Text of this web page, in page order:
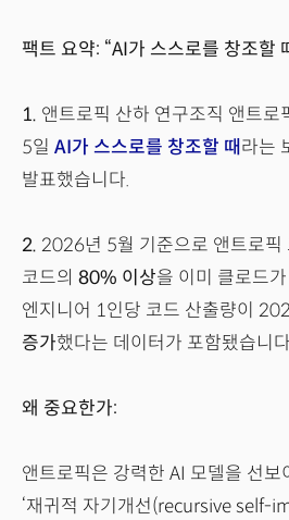
팩트 요약: “AI가 스스로를 창조할
1. 앤트로픽 산하 연구조직 앤트로
5일 AI가 스스로를 창조할 때라는
발표했습니다.
2. 2026년 5월 기준으로 앤트로픽
코드의 80% 이상을 이미 클로드
엔지니어 1인당 코드 산출량이
증가했다는 데이터가 포함됐습니
왜 중요한가:
앤트로픽은 강력한 AI 모델을 선보
‘재귀적 자기개선(recursive self-